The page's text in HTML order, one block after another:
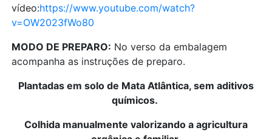
vídeo:https://www.youtube.com/watch?
v=OW2023fWo80
MODO DE PREPARO: No verso da embalagem
acompanha as instruções de preparo.
Plantadas em solo de Mata Atlântica, sem aditivos
químicos.
Colhida manualmente valorizando a agricultura